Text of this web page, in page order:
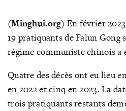
(Minghui.org) En février
19 pratiquants de Falun Gong
régime communiste chinois a
Quatre des décès ont eu lieu
en 2022 et cinq en 2023. La
trois pratiquants restants